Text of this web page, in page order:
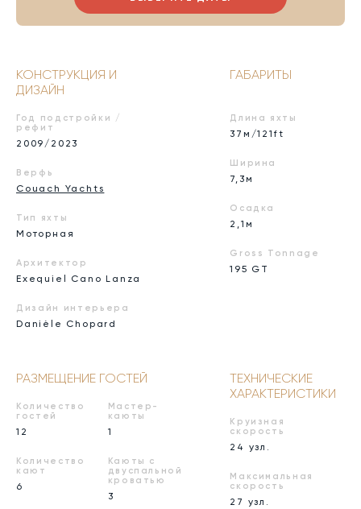
КОНСТРУКЦИЯ И
ДИЗАЙН
Год подстройки /
рефит
2009/2023
Верфь
Couach Yachts
Тип яхты
Моторная
Архитектор
Exequiel Cano Lanza
Дизайн интерьера
Danièle Chopard
ГАБАРИТЫ
Длина яхты
37м/121ft
Ширина
7,3м
Осадка
2,1м
Gross Tonnage
195 GT
РАЗМЕЩЕНИЕ ГОСТЕЙ
Количество
гостей
12
Количество
кают
6
Мастер-
каюты
1
Каюты с
двуспальной
кроватью
3
ТЕХНИЧЕСКИЕ
ХАРАКТЕРИСТИКИ
Круизная
скорость
24 узл.
Максимальная
скорость
27 узл.